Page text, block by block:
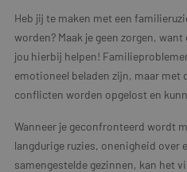
Heb jij te maken met een
worden? Maak je geen zorgen,
jou hierbij helpen!
emotioneel beladen zijn, maar met
conflicten worden opgelost en
Wanneer je geconfronteerd wordt
langdurige ruzies, onenigheid
samengestelde gezinnen, kan het